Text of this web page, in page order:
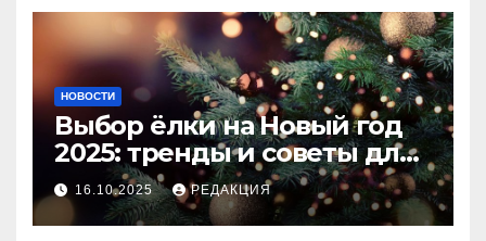
НОВОСТИ
Выбор ёлки на Новый год
2025: тренды и советы для
идеального праздника
16.10.2025 РЕДАКЦИЯ